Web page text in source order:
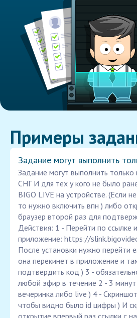
Примеры
Задание могут выполнить
Задание могут выполнить только
СНГ И для тех у кого не было
BIGO LIVE на устройстве. (Если
то нужно включить впн ) либо
браузер второй раз для
Действия: 1 - Перейти по ссылке
приложение: https://
После установки нужно перейти
она перекинет в приложение и
подтвердить код ) 3 -
любой эфир в течение 2 - 3 минут
вечеринка либо live ) 4 -
чтобы видно было id цифры ) И